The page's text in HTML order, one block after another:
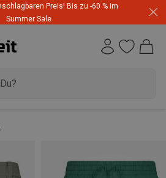
Preis! Bis zu -60 % im
Summer Sale